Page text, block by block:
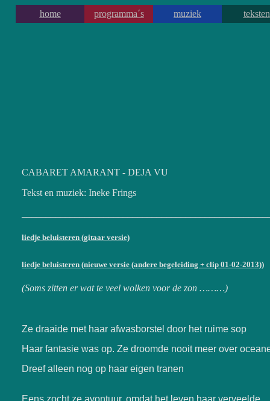
home programma´s muziek teksten
CABARET AMARANT - DEJA VU
Tekst en muziek: Ineke Frings
liedje beluisteren (gitaar versie)
liedje beluisteren (nieuwe versie (andere begeleiding + clip 01-02-2013))
(Soms zitten er wat te veel wolken voor de zon ………)
Ze draaide met haar afwasborstel door het ruime sop
Haar fantasie was op. Ze droomde nooit meer over
Dreef alleen nog op haar eigen tranen
Eens zocht ze avontuur, omdat het leven haar verveelde